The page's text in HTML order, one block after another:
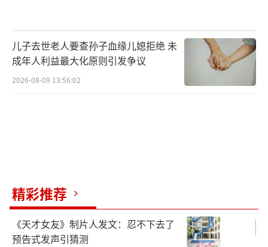
儿子去世老人要查孙子血缘儿媳拒绝 未
成年人利益最大化原则引发争议
2026-08-09 13:56:02
精彩推荐
《天才女友》制片人发文：忍不下去了
预告式发声引猜测